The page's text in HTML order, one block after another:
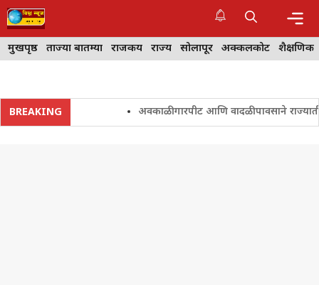
Skip
to
content
मुखपृष्ठ ताज्या बातम्या राजकीय राज्य सोलापूर अक्कलकोट शैक्षणिक
BREAKING अवकाळी गारपीट आणि वादळी पावसाने राज्यातील